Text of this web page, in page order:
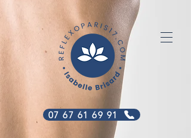
07 67 61 69 91